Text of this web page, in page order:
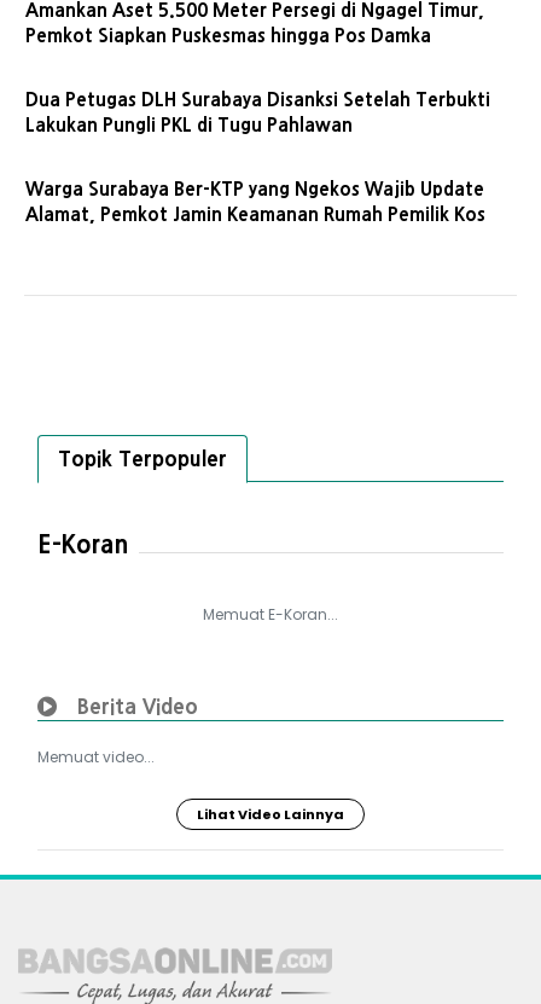
Amankan Aset 5.500 Meter Persegi di Ngagel Timur,
Pemkot Siapkan Puskesmas hingga Pos Damka
Dua Petugas DLH Surabaya Disanksi Setelah Terbukti
Lakukan Pungli PKL di Tugu Pahlawan
Warga Surabaya Ber-KTP yang Ngekos Wajib Update
Alamat, Pemkot Jamin Keamanan Rumah Pemilik Kos
Topik Terpopuler
E-Koran
Memuat E-Koran...
Berita Video
Memuat video...
Lihat Video Lainnya